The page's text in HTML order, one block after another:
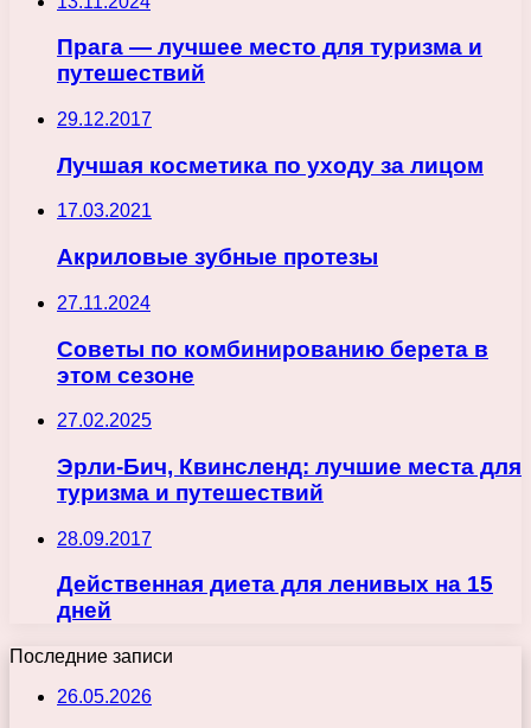
Прага — лучшее место для туризма и
путешествий
29.12.2017
Лучшая косметика по уходу за лицом
17.03.2021
Акриловые зубные протезы
27.11.2024
Советы по комбинированию берета в
этом сезоне
27.02.2025
Эрли-Бич, Квинсленд: лучшие места для
туризма и путешествий
28.09.2017
Действенная диета для ленивых на 15
дней
Последние записи
26.05.2026